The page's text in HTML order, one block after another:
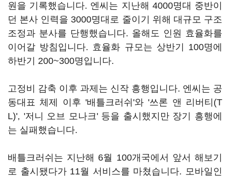
원을 기록했습니다. 엔씨는 지난해 4000명대 중반이
던 본사 인력을 3000명대로 줄이기 위해 대규모 구조
조정과 분사를 단행했습니다. 올해도 인원 효율화를
이어갈 방침입니다. 효율화 규모는 상반기 100명에
하반기 200~300명입니다.
고정비 감축 이후 과제는 신작 흥행입니다. 엔씨는 공
동대표 체제 이후 '배틀크러쉬'와 '쓰론 앤 리버티(T
L)', '저니 오브 모나크' 등을 출시했지만 장기 흥행에
는 실패했습니다.
배틀크러쉬는 지난해 6월 100개국에서 앞서 해보기
로 출시됐다가 11월 서비스를 마쳤습니다. 모바일인